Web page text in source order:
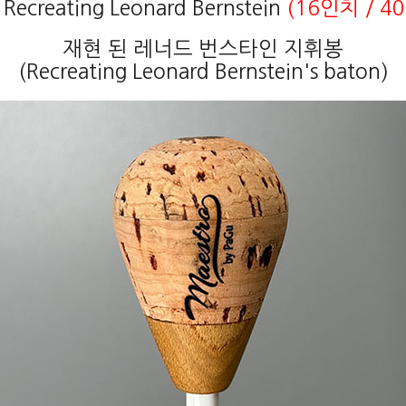
Recreating Leonard Bernstein (16인치 /
재현 된 레너드 번스타인 지휘봉
(Recreating Leonard Bernstein's baton)